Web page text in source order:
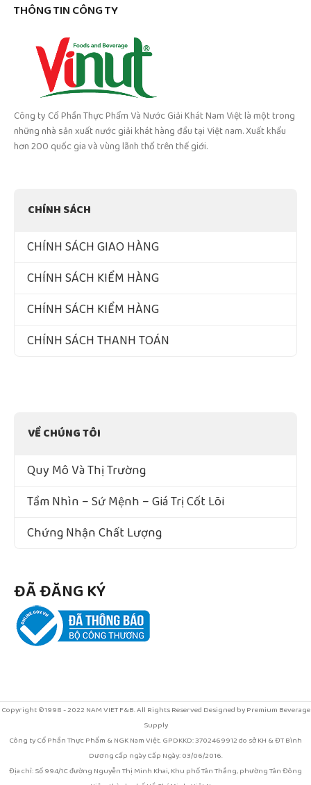
THÔNG TIN CÔNG TY
Công ty Cổ Phần Thực Phẩm Và Nước Giải Khát Nam Việt là một trong
những nhà sản xuất nước giải khát hàng đầu tại Việt nam. Xuất khẩu
hơn 200 quốc gia và vùng lãnh thổ trên thế giới.
CHÍNH SÁCH
CHÍNH SÁCH GIAO HÀNG
CHÍNH SÁCH KIỂM HÀNG
CHÍNH SÁCH KIỂM HÀNG
CHÍNH SÁCH THANH TOÁN
VỀ CHÚNG TÔI
Quy Mô Và Thị Trường
Tầm Nhìn – Sứ Mệnh – Giá Trị Cốt Lõi
Chứng Nhận Chất Lượng
ĐÃ ĐĂNG KÝ
Copyright ©1998 - 2022 NAM VIET F&B. All Rights Reserved Designed by Premium Beverage
Supply
Công ty Cổ Phần Thực Phẩm & NGK Nam Việt. GPDKKD: 3702469912 do sở KH & ĐT Bình
Dương cấp ngày Cấp Ngày: 03/06/2016.
Địa chỉ: Số 994/1C đường Nguyễn Thị Minh Khai, Khu phố Tân Thắng, phường Tân Đông